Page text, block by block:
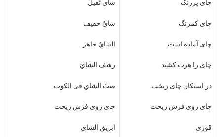
چای پررنک
چای کمرنگ
چای آماده است
چای را هرت کشید
در استکان چای ریخت
چای روی فرش ریخت
قوری
شاي ثقیلٌ
شايٌ خفیف
الشايُ جاهز
رشف الشايَ
صبّ الشاي فی الکوب
چای روی فرش ریخت
ابریق الشاي